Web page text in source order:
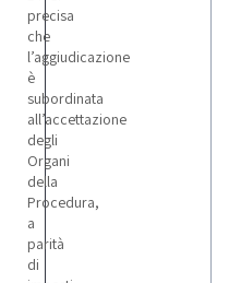
precisa
che
l’aggiudicazione
è
subordinata
all’accettazione
degli
Organi
della
Procedura,
a
parità
di